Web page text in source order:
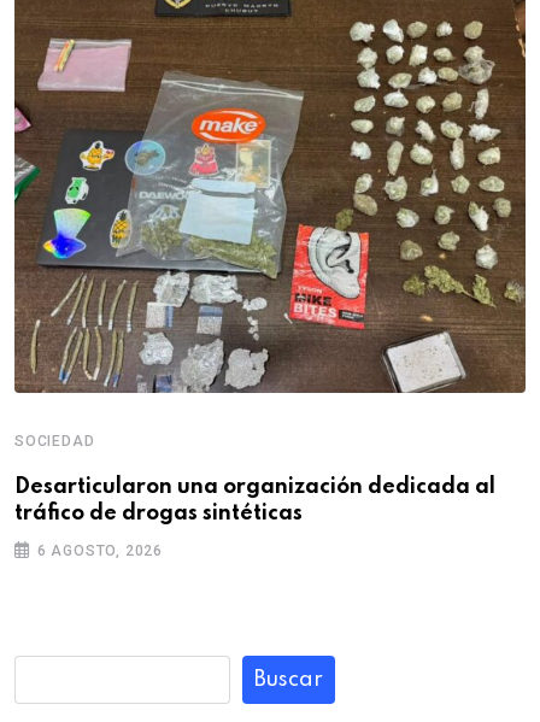
SOCIEDAD
Desarticularon una organización dedicada al
tráfico de drogas sintéticas
6 AGOSTO, 2026
Buscar